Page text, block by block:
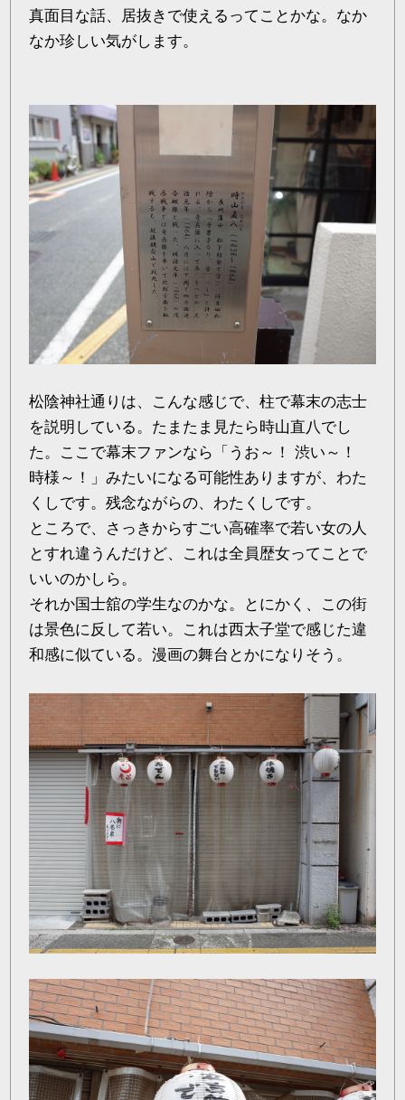
真面目な話、居抜きで使えるってことかな。なか
なか珍しい気がします。
松陰神社通りは、こんな感じで、柱で幕末の志士
を説明している。たまたま見たら時山直八でし
た。ここで幕末ファンなら「うお～！ 渋い～！
時様～！」みたいになる可能性ありますが、わた
くしです。残念ながらの、わたくしです。
ところで、さっきからすごい高確率で若い女の人
とすれ違うんだけど、これは全員歴女ってことで
いいのかしら。
それか国士舘の学生なのかな。とにかく、この街
は景色に反して若い。これは西太子堂で感じた違
和感に似ている。漫画の舞台とかになりそう。